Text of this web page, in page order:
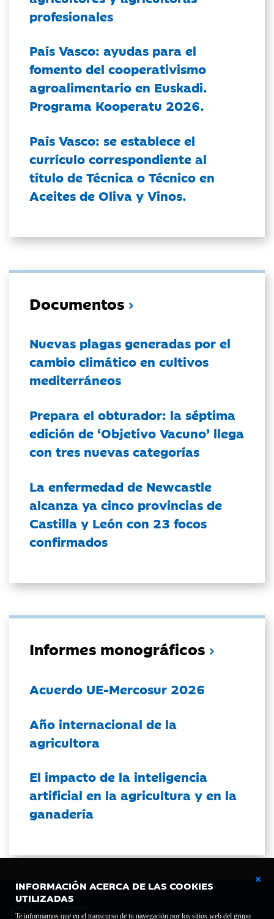
INFORMACIÓN ACERCA DE LAS COOKIES
UTILIZADAS
Te informamos que en el transcurso de tu navegación por los sitios web del grupo
profesionales
País Vasco: ayudas para el
fomento del cooperativismo
agroalimentario en Euskadi.
Programa Kooperatu 2026.
País Vasco: se establece el
currículo correspondiente al
título de Técnica o Técnico en
Aceites de Oliva y Vinos.
Documentos
Nuevas plagas generadas por el
cambio climático en cultivos
mediterráneos
Prepara el obturador: la séptima
edición de ‘Objetivo Vacuno’ llega
con tres nuevas categorías
La enfermedad de Newcastle
alcanza ya cinco provincias de
Castilla y León con 23 focos
confirmados
Informes monográficos
Acuerdo UE-Mercosur 2026
Año internacional de la
agricultora
El impacto de la inteligencia
artificial en la agricultura y en la
ganadería